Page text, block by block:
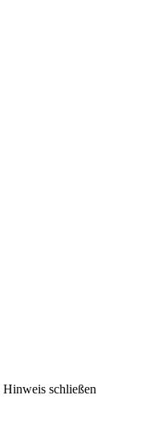
Hinweis schließen